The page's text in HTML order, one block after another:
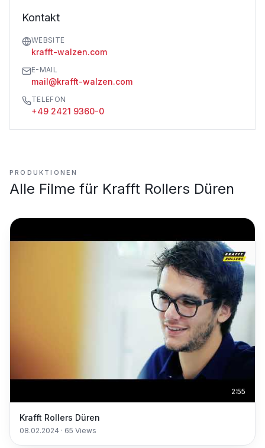
Kontakt
WEBSITE
krafft-walzen.com
E-MAIL
mail@krafft-walzen.com
TELEFON
+49 2421 9360-0
PRODUKTIONEN
Alle Filme für Krafft Rollers Düren
2:55
Krafft Rollers Düren
08.02.2024 · 65 Views